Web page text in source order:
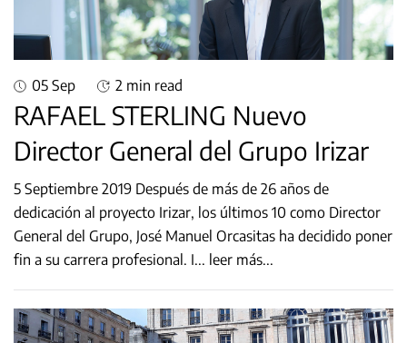
05 Sep 2 min read
RAFAEL STERLING Nuevo
Director General del Grupo Irizar
5 Septiembre 2019 Después de más de 26 años de
dedicación al proyecto Irizar, los últimos 10 como Director
General del Grupo, José Manuel Orcasitas ha decidido poner
fin a su carrera profesional. I... leer más...